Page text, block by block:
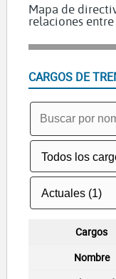
Mapa de
relaciones
CARGOS DE